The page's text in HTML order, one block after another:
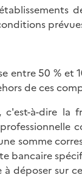
entre 50 % et
de ces
c'est-à-dire la
somme
bancaire
déposer sur